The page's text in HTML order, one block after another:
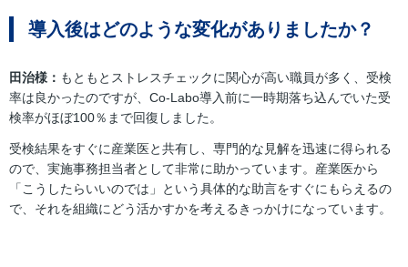
導入後はどのような変化がありましたか？
田治様： もともとストレスチェックに関心が高い職員が多く、受検
率は良かったのですが、Co-Labo導入前に一時期落ち込んでいた受
検率がほぼ100％まで回復しました。
受検結果をすぐに産業医と共有し、専門的な見解を迅速に得られる
ので、実施事務担当者として非常に助かっています。産業医から
「こうしたらいいのでは」という具体的な助言をすぐにもらえるの
で、それを組織にどう活かすかを考えるきっかけになっています。